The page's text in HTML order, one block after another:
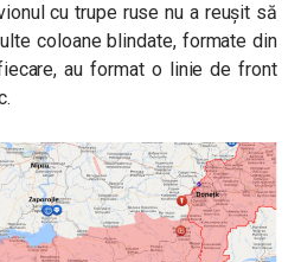
cu trupe ruse nu a reușit să
coloane blindate, formate din
au format o linie de front